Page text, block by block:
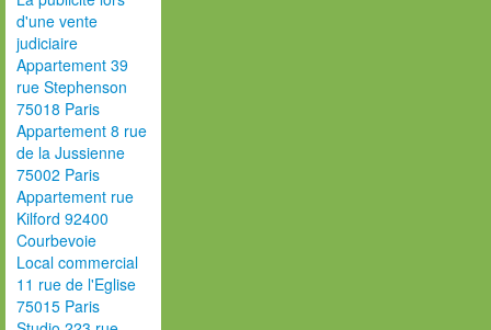
d'une vente
judiciaire
Appartement 39
rue Stephenson
75018 Paris
Appartement 8 rue
de la Jussienne
75002 Paris
Appartement rue
Kilford 92400
Courbevoie
Local commercial
11 rue de l'Eglise
75015 Paris